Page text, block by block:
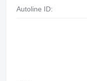
Autoline ID: